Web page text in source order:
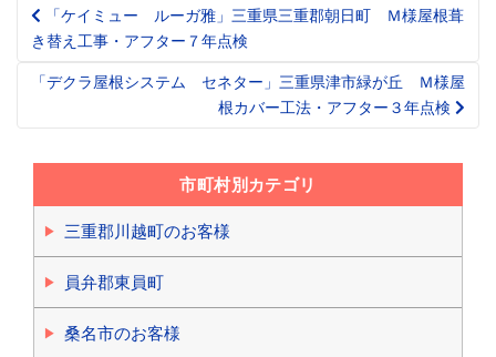
Post
navigation
「ケイミュー ルーガ雅」三重県三重郡朝日町 Ｍ様屋根葺
き替え工事・アフター７年点検
「デクラ屋根システム セネター」三重県津市緑が丘 Ｍ様屋
根カバー工法・アフター３年点検
市町村別カテゴリ
三重郡川越町のお客様
員弁郡東員町
桑名市のお客様